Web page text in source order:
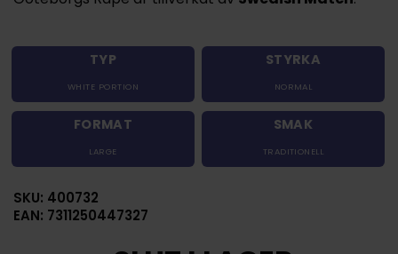
TYP
WHITE PORTION
STYRKA
NORMAL
FORMAT
LARGE
SMAK
TRADITIONELL
SKU: 400732
EAN: 7311250447327